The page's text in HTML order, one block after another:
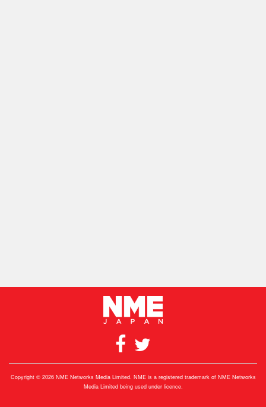
Copyright © 2026 NME Networks Media Limited. NME is a registered trademark of NME Networks
Media Limited being used under licence.